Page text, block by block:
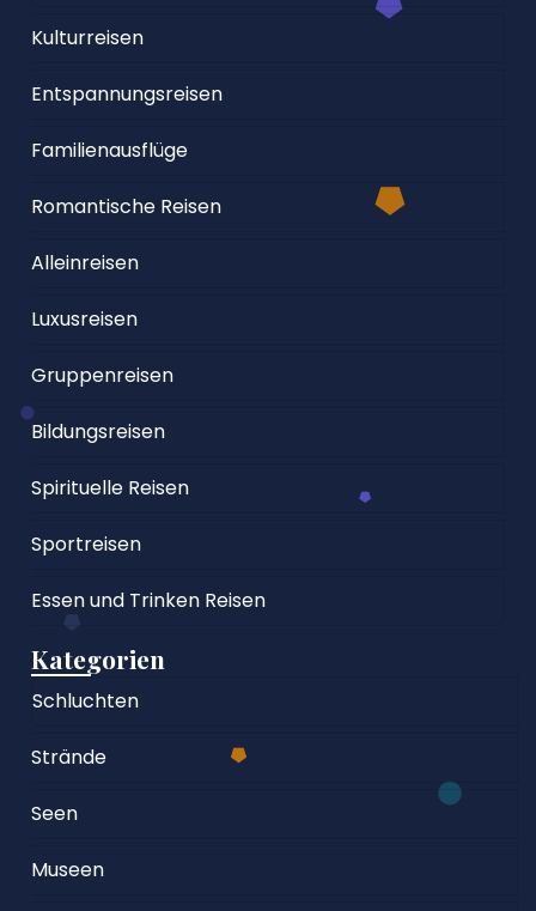
Kulturreisen
Entspannungsreisen
Familienausflüge
Romantische Reisen
Alleinreisen
Luxusreisen
Gruppenreisen
Bildungsreisen
Spirituelle Reisen
Sportreisen
Essen und Trinken Reisen
Kategorien
Schluchten
Strände
Seen
Museen